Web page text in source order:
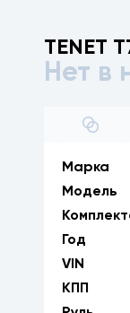
TENET
Нет в
Марка
Модель
Год
VIN
КПП